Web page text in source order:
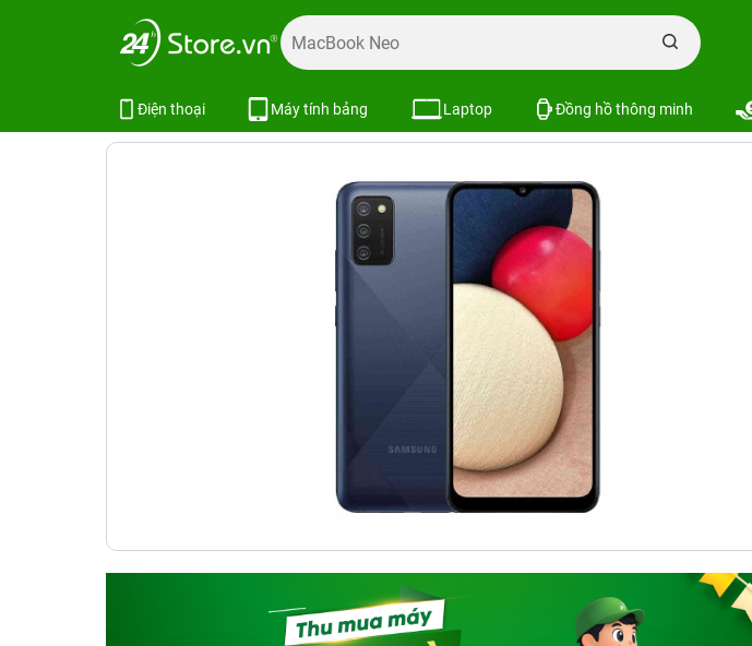
Điện thoại Máy tính bảng Laptop Đồng hồ thông minh
Trang chủ Samsung